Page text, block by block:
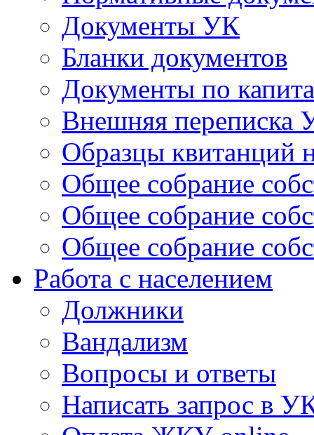
Документы УК
Бланки документов
Документы по
Внешняя переписка
Образцы квитанций
Общее собрание
Общее собрание
Общее собрание
Работа с населением
Должники
Вандализм
Вопросы и ответы
Написать запрос в